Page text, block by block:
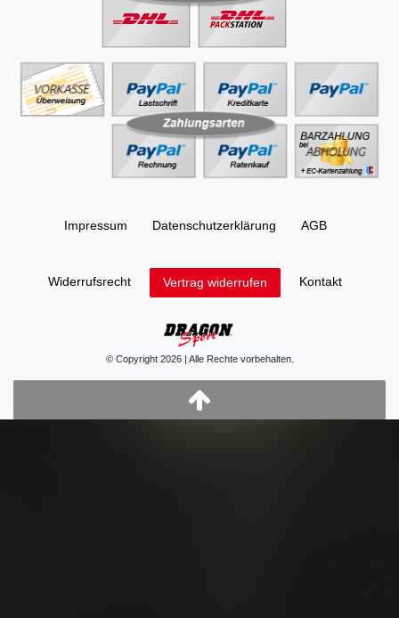
Impressum Daten­schutz­erklärung AGB
Widerrufs­recht Vertrag widerrufen Kontakt
© Copyright 2026 | Alle Rechte vorbehalten.